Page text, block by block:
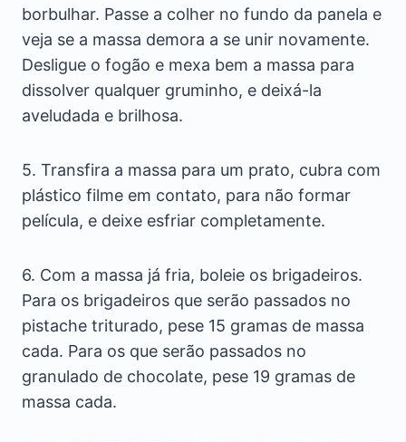
borbulhar. Passe a colher no fundo da panela e
veja se a massa demora a se unir novamente.
Desligue o fogão e mexa bem a massa para
dissolver qualquer gruminho, e deixá-la
aveludada e brilhosa.
5. Transfira a massa para um prato, cubra com
plástico filme em contato, para não formar
película, e deixe esfriar completamente.
6. Com a massa já fria, boleie os brigadeiros.
Para os brigadeiros que serão passados no
pistache triturado, pese 15 gramas de massa
cada. Para os que serão passados no
granulado de chocolate, pese 19 gramas de
massa cada.